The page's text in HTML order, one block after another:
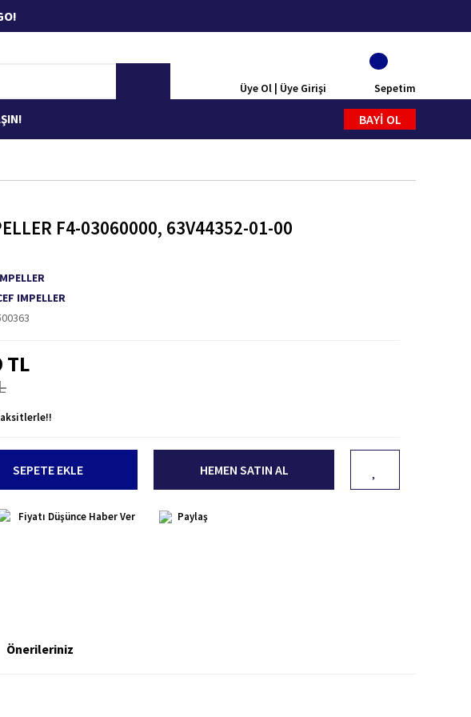
Üye Ol | Üye Girişi Sepetim
BAYİ OL
F4-03060000, 63V44352-01-00
IMPELLER
TL
SEPETE EKLE HEMEN SATIN AL
Fiyatı Düşünce Haber Ver Paylaş
Önerileriniz